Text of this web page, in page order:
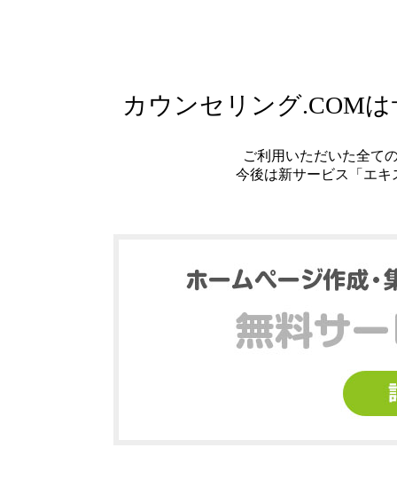
カウンセリング.COM
ご利用いただいた全て
今後は新サービス「エ